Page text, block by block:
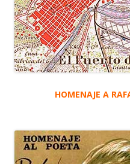
HOMENAJE A